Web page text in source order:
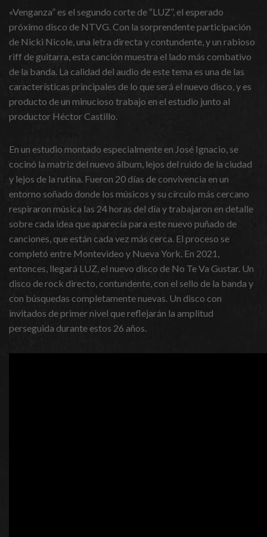
«Venganza” es el segundo corte de “LUZ”, el esperado
próximo disco de NTVG. Con la sorprendente participación
de Nicki Nicole, una letra directa y contundente, y un rabioso
riff de guitarra, esta canción muestra el lado más combativo
de la banda. La calidad del audio de este tema es una de las
características principales de lo que será el nuevo disco, y es
producto de un minucioso trabajo en el estudio junto al
productor Héctor Castillo.
En un estudio montado especialmente en José Ignacio, se
cocinó la matriz del nuevo álbum, lejos del ruido de la ciudad
y lejos de la rutina. Fueron 20 días de convivencia en un
entorno soñado donde los músicos y su círculo más cercano
respiraron música las 24 horas del día y trabajaron en detalle
sobre cada idea que aparecía para este nuevo puñado de
canciones, que están cada vez más cerca. El proceso se
completó entre Montevideo y Nueva York. En 2021,
entonces, llegará LUZ, el nuevo disco de No Te Va Gustar. Un
disco de rock directo, contundente, con el sello de la banda y
con búsquedas completamente nuevas. Un disco con
invitados de primer nivel que reflejarán la amplitud
perseguida durante estos 26 años.